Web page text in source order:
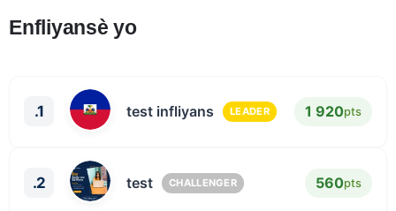
Enfliyansè yo
.1 test infliyans LEADER 1 920pts
.2 test CHALLENGER 560pts